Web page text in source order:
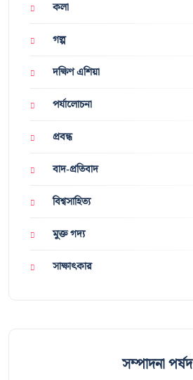
কলা
গল্প
দক্ষিণ এশিয়া
পর্যালোচনা
প্রবন্ধ
বাদ-প্রতিবাদ
বিশ্বসাহিত্য
মুক্ত গদ্য
সাক্ষাৎকার
সম্পাদনা পর্ষদ